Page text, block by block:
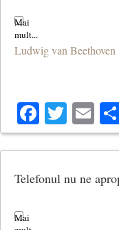
Ludwig van Beethoven
Telefonul nu ne